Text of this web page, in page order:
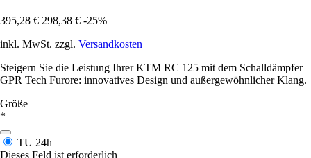
395,28 € 298,38 € -25%
inkl. MwSt. zzgl. Versandkosten
Steigern Sie die Leistung Ihrer KTM RC 125 mit dem Schalldämpfer
GPR Tech Furore: innovatives Design und außergewöhnlicher Klang.
Größe
*
TU 24h
Dieses Feld ist erforderlich